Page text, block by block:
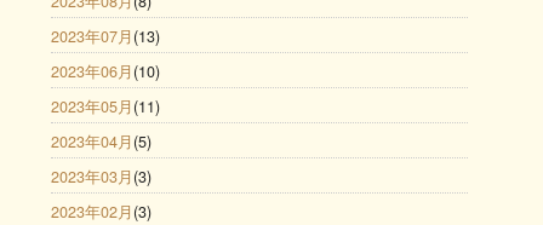
2023年07月 (13)
2023年06月 (10)
2023年05月 (11)
2023年04月 (5)
2023年03月 (3)
2023年02月 (3)